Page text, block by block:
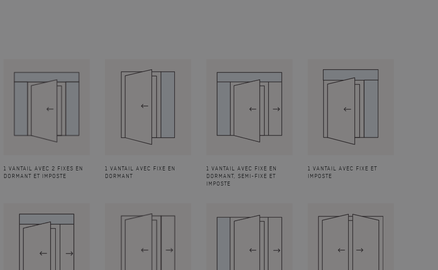
1 VANTAIL AVEC 2 FIXES EN
DORMANT ET IMPOSTE
1 VANTAIL AVEC FIXE EN
DORMANT
1 VANTAIL AVEC FIXE EN
DORMANT, SEMI-FIXE ET
IMPOSTE
1 VANTAIL AVEC FIXE ET
IMPOSTE